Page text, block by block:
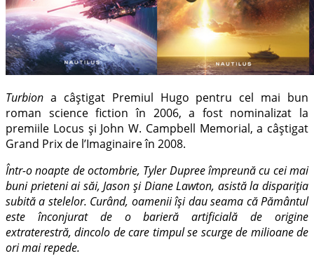
Turbion a câștigat Premiul Hugo pentru cel mai bun
roman science fiction în 2006, a fost nominalizat la
premiile Locus și John W. Campbell Memorial, a câștigat
Grand Prix de l’Imaginaire în 2008.
Într-o noapte de octombrie, Tyler Dupree împreună cu cei mai
buni prieteni ai săi, Jason și Diane Lawton, asistă la dispariția
subită a stelelor. Curând, oamenii își dau seama că Pământul
este înconjurat de o barieră artificială de origine
extraterestră, dincolo de care timpul se scurge de milioane de
ori mai repede.